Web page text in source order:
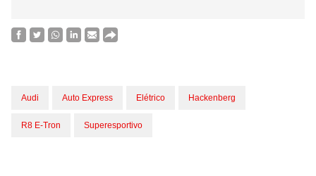
Audi Auto Express Elétrico Hackenberg
R8 E-Tron Superesportivo